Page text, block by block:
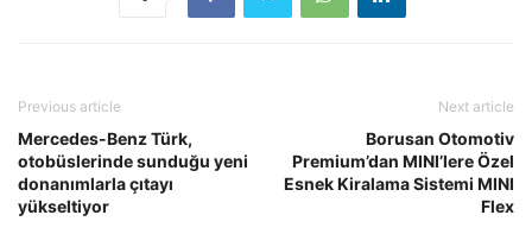
Previous article
Mercedes-Benz Türk,
otobüslerinde sunduğu yeni
donanımlarla çıtayı
yükseltiyor
Next article
Borusan Otomotiv
Premium’dan MINI’lere Özel
Esnek Kiralama Sistemi MINI
Flex